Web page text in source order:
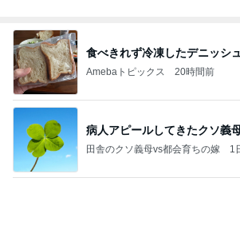
食べきれず冷凍したデニッシ
Amebaトピックス 20時間前
病人アピールしてきたクソ義
田舎のクソ義母vs都会育ちの嫁 1